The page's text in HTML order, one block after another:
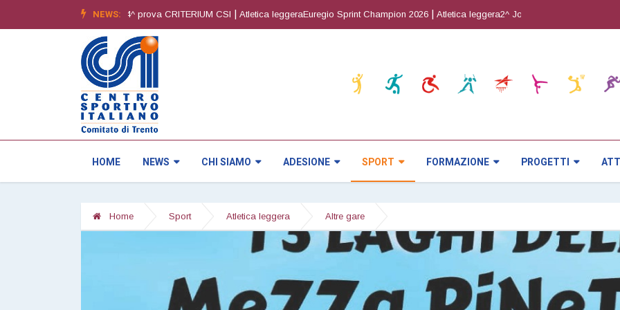
NEWS:
Orienteering4^ prova CRITERIUM CSI |Atletica leggeraEuregio Sprint Champion 2026 | Atletica leggera2^ Joy Cup | Orienteering5^ prova
HOME NEWS CHI SIAMO ADESIONE SPORT FORMAZIONE PROGETTI
Home Sport Atletica leggera Altre gare